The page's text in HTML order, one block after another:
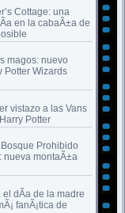
Cottage: una
en la cabaÃ±a de
magos: nuevo
Potter Wizards
vistazo a las Vans
Potter
Prohibido
nueva montaÃ±a
dÃ­a de la madre
fanÃ¡tica de